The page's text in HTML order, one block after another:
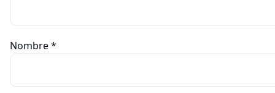
Nombre*